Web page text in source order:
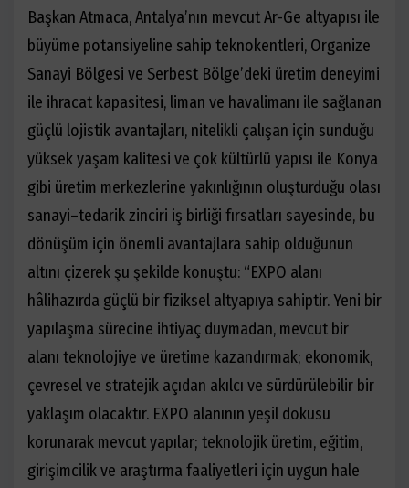
Başkan Atmaca, Antalya’nın mevcut Ar-Ge altyapısı ile
büyüme potansiyeline sahip teknokentleri, Organize
Sanayi Bölgesi ve Serbest Bölge’deki üretim deneyimi
ile ihracat kapasitesi, liman ve havalimanı ile sağlanan
güçlü lojistik avantajları, nitelikli çalışan için sunduğu
yüksek yaşam kalitesi ve çok kültürlü yapısı ile Konya
gibi üretim merkezlerine yakınlığının oluşturduğu olası
sanayi–tedarik zinciri iş birliği fırsatları sayesinde, bu
dönüşüm için önemli avantajlara sahip olduğunun
altını çizerek şu şekilde konuştu: “EXPO alanı
hâlihazırda güçlü bir fiziksel altyapıya sahiptir. Yeni bir
yapılaşma sürecine ihtiyaç duymadan, mevcut bir
alanı teknolojiye ve üretime kazandırmak; ekonomik,
çevresel ve stratejik açıdan akılcı ve sürdürülebilir bir
yaklaşım olacaktır. EXPO alanının yeşil dokusu
korunarak mevcut yapılar; teknolojik üretim, eğitim,
girişimcilik ve araştırma faaliyetleri için uygun hale